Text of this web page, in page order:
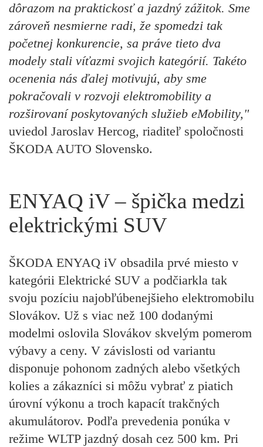
dôrazom na praktickosť a jazdný zážitok. Sme
zároveň nesmierne radi, že spomedzi tak
početnej konkurencie, sa práve tieto dva
modely stali víťazmi svojich kategórií. Takéto
ocenenia nás ďalej motivujú, aby sme
pokračovali v rozvoji elektromobility a
rozširovaní poskytovaných služieb eMobility,"
uviedol Jaroslav Hercog, riaditeľ spoločnosti
ŠKODA AUTO Slovensko.
ENYAQ iV – špička medzi
elektrickými SUV
ŠKODA ENYAQ iV obsadila prvé miesto v
kategórii Elektrické SUV a podčiarkla tak
svoju pozíciu najobľúbenejšieho elektromobilu
Slovákov. Už s viac než 100 dodanými
modelmi oslovila Slovákov skvelým pomerom
výbavy a ceny. V závislosti od variantu
disponuje pohonom zadných alebo všetkých
kolies a zákazníci si môžu vybrať z piatich
úrovní výkonu a troch kapacít trakčných
akumulátorov. Podľa prevedenia ponúka v
režime WLTP jazdný dosah cez 500 km. Pri